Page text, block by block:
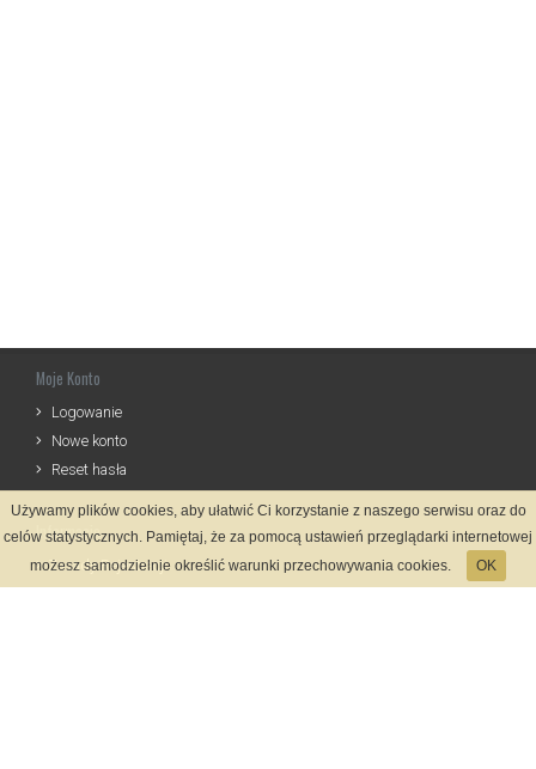
Moje Konto
Logowanie
Nowe konto
Reset hasła
Informacje
Zasady Rejestracji
Używamy plików cookies, aby ułatwić Ci korzystanie z naszego serwisu oraz do
celów statystycznych. Pamiętaj, że za pomocą ustawień przeglądarki internetowej
możesz samodzielnie określić warunki przechowywania cookies.
OK